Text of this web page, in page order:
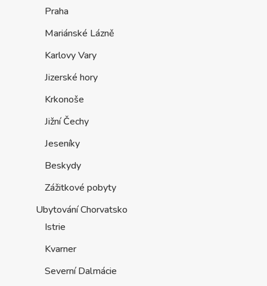
Praha
Mariánské Lázně
Karlovy Vary
Jizerské hory
Krkonoše
Jižní Čechy
Jeseníky
Beskydy
Zážitkové pobyty
Ubytování Chorvatsko
Istrie
Kvarner
Severní Dalmácie